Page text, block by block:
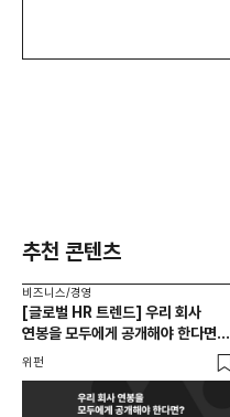
추천 콘텐츠
비즈니스/경영
[글로벌 HR 트렌드] 우리 회사
연봉을 모두에게 공개해야 한다면? |
급여 투명성 법, 해외 사례, 연봉
위펀